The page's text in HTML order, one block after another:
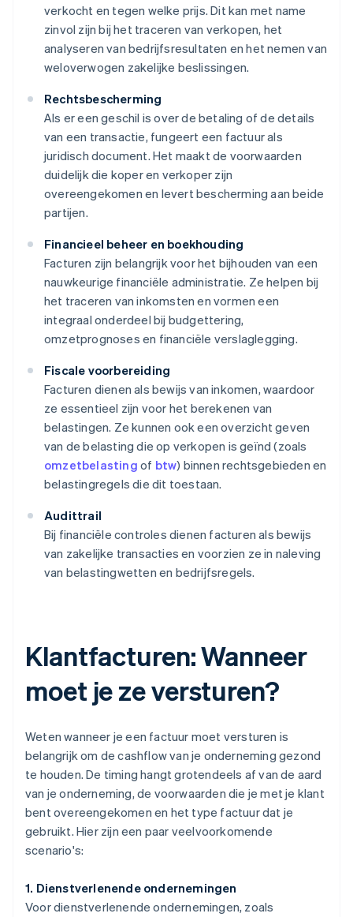
verkocht en tegen welke prijs. Dit kan met name
zinvol zijn bij het traceren van verkopen, het
analyseren van bedrijfsresultaten en het nemen van
weloverwogen zakelijke beslissingen.
Rechtsbescherming
Als er een geschil is over de betaling of de details
van een transactie, fungeert een factuur als
juridisch document. Het maakt de voorwaarden
duidelijk die koper en verkoper zijn
overeengekomen en levert bescherming aan beide
partijen.
Financieel beheer en boekhouding
Facturen zijn belangrijk voor het bijhouden van een
nauwkeurige financiële administratie. Ze helpen bij
het traceren van inkomsten en vormen een
integraal onderdeel bij budgettering,
omzetprognoses en financiële verslaglegging.
Fiscale voorbereiding
Facturen dienen als bewijs van inkomen, waardoor
ze essentieel zijn voor het berekenen van
belastingen. Ze kunnen ook een overzicht geven
van de belasting die op verkopen is geïnd (zoals
omzetbelasting of btw) binnen rechtsgebieden en
belastingregels die dit toestaan.
Audittrail
Bij financiële controles dienen facturen als bewijs
van zakelijke transacties en voorzien ze in naleving
van belastingwetten en bedrijfsregels.
Klantfacturen: Wanneer
moet je ze versturen?
Weten wanneer je een factuur moet versturen is
belangrijk om de cashflow van je onderneming gezond
te houden. De timing hangt grotendeels af van de aard
van je onderneming, de voorwaarden die je met je klant
bent overeengekomen en het type factuur dat je
gebruikt. Hier zijn een paar veelvoorkomende
scenario's:
1. Dienstverlenende ondernemingen
Voor dienstverlenende ondernemingen, zoals